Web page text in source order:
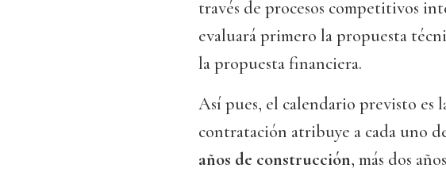
través de procesos competitivos
evaluará primero la propuesta
la propuesta financiera.
Así pues, el calendario previsto es
contratación atribuye a cada uno
años de construcción, más dos